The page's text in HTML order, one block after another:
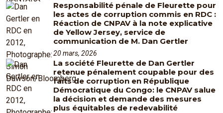
Responsabilité pénale de Fleurette pour
les actes de corruption commis en RDC :
Réaction de CNPAV à la note explicative
de Yellow Jersey, service de
communication de M. Dan Gertler
20 mars, 2026
La société Fleurette de Dan Gertler
retenue pénalement coupable pour des
faits de corruption en République
Démocratique du Congo: le CNPAV salue
la décision et demande des mesures
plus équitables de redevabilité